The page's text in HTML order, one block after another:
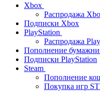
Xbox
Распродажа
Подписки Xbox
PlayStation
Распродажа
Пополнение
Подписки PlayStation
Steam
Пополнение
Покупка игр